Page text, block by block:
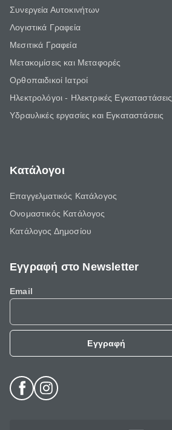
Συνεργεία Αυτοκινήτων
Λογιστικά Γραφεία
Μεσιτικά Γραφεία
Μετακομίσεις και Μεταφορές
Ορθοπαιδικοί Ιατροί
Ηλεκτρολόγοι - Ηλεκτρικές Εγκαταστάσεις
Υδραυλικές εργασίες και Εγκαταστάσεις
Κατάλογοι
Επαγγελματικός Κατάλογος
Ονομαστικός Κατάλογος
Κατάλογος Δημοσίου
Εγγραφή στο Newsletter
Email
Εγγραφή